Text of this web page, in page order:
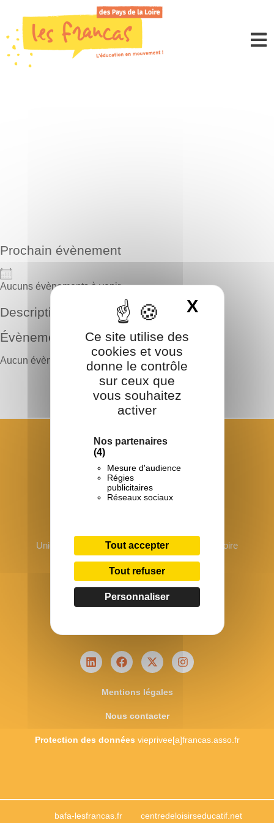
Panneau de gestion des cookies
Ce site utilise des
cookies et vous
donne le contrôle
sur ceux que
vous souhaitez
activer
Nos partenaires
(4)
Mesure d'audience
Régies
publicitaires
Réseaux sociaux
Tout accepter
Tout refuser
Personnaliser
X
Prochain évènement
Aucuns évènements à venir
Description
Évènements à venir
Aucun évènement dans cette catégorie
Union Régionale Les Francas des Pays de la Loire
15 boulevard de Berlin
CS 34023
44040 Nantes Cedex 1
Mentions légales
Nous contacter
Protection des données vieprivee[a]francas.asso.fr
bafa-lesfrancas.fr centredeloisirseducatif.net